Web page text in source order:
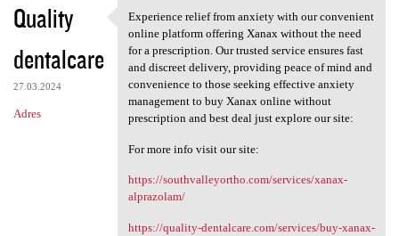
Quality
dentalcare
27.03.2024
Adres
Experience relief from
Experience relief from anxiety with our convenient
online platform offering Xanax without the need
for a prescription. Our trusted service ensures fast
and discreet delivery, providing peace of mind and
convenience to those seeking effective anxiety
management to buy Xanax online without
prescription and best deal just explore our site:
For more info visit our site:
https://southvalleyortho.com/services/xanax-
alprazolam/
https://quality-dentalcare.com/services/buy-xanax-